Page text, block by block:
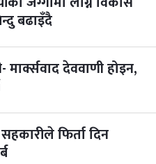
बढाइँदै
मार्क्सवाद देववाणी होइन,
फिर्ता दिन